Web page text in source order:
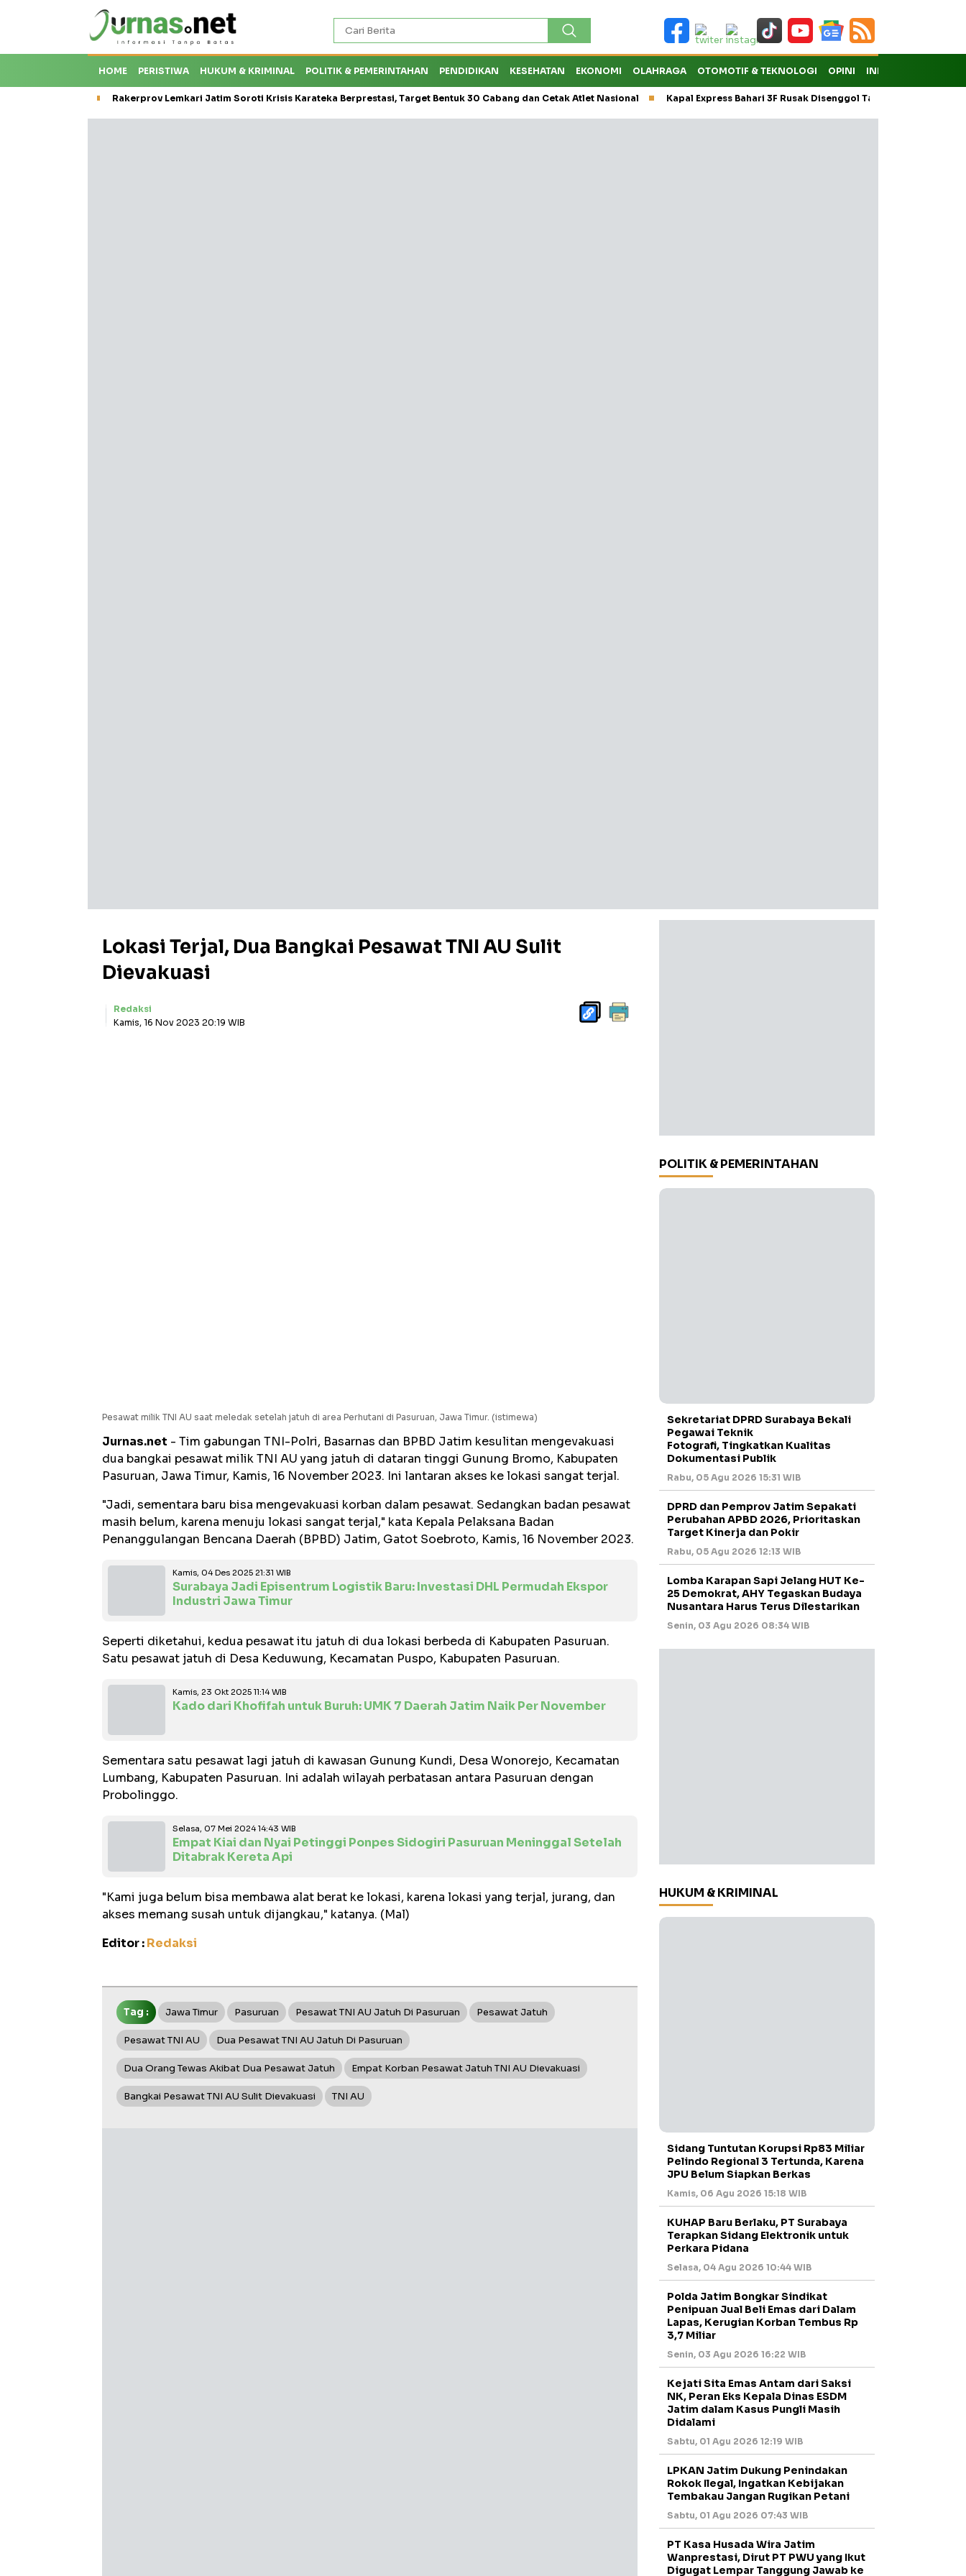
HOME PERISTIWA HUKUM & KRIMINAL POLITIK & PEMERINTAHAN PENDIDIKAN KESEHATAN EKONOMI OLAHRAGA OTOMOTIF & TEKNOLOGI OPINI INDEKS
Rakerprov Lemkari Jatim Soroti Krisis Karateka Berprestasi, Target Bentuk 30 Cabang dan Cetak Atlet Nasional Kapal Express Bahari 3F Rusak Disenggol Tanker hingga Batal
Lokasi Terjal, Dua Bangkai Pesawat TNI AU Sulit
Dievakuasi
Redaksi
Kamis, 16 Nov 2023 20:19 WIB
Pesawat milik TNI AU saat meledak setelah jatuh di area Perhutani di Pasuruan, Jawa Timur. (istimewa)
Jurnas.net - Tim gabungan TNI-Polri, Basarnas dan BPBD Jatim kesulitan mengevakuasi
dua bangkai pesawat milik TNI AU yang jatuh di dataran tinggi Gunung Bromo, Kabupaten
Pasuruan, Jawa Timur, Kamis, 16 November 2023. Ini lantaran akses ke lokasi sangat terjal.
"Jadi, sementara baru bisa mengevakuasi korban dalam pesawat. Sedangkan badan pesawat
masih belum, karena menuju lokasi sangat terjal," kata Kepala Pelaksana Badan
Penanggulangan Bencana Daerah (BPBD) Jatim, Gatot Soebroto, Kamis, 16 November 2023.
Kamis, 04 Des 2025 21:31 WIB
Surabaya Jadi Episentrum Logistik Baru: Investasi DHL Permudah Ekspor
Industri Jawa Timur
Seperti diketahui, kedua pesawat itu jatuh di dua lokasi berbeda di Kabupaten Pasuruan.
Satu pesawat jatuh di Desa Keduwung, Kecamatan Puspo, Kabupaten Pasuruan.
Kamis, 23 Okt 2025 11:14 WIB
Kado dari Khofifah untuk Buruh: UMK 7 Daerah Jatim Naik Per November
Sementara satu pesawat lagi jatuh di kawasan Gunung Kundi, Desa Wonorejo, Kecamatan
Lumbang, Kabupaten Pasuruan. Ini adalah wilayah perbatasan antara Pasuruan dengan
Probolinggo.
Selasa, 07 Mei 2024 14:43 WIB
Empat Kiai dan Nyai Petinggi Ponpes Sidogiri Pasuruan Meninggal Setelah
Ditabrak Kereta Api
"Kami juga belum bisa membawa alat berat ke lokasi, karena lokasi yang terjal, jurang, dan
akses memang susah untuk dijangkau," katanya. (Mal)
Editor :Redaksi
Tag : Jawa Timur Pasuruan Pesawat TNI AU Jatuh Di Pasuruan Pesawat Jatuh
Pesawat TNI AU Dua Pesawat TNI AU Jatuh Di Pasuruan
Dua Orang Tewas Akibat Dua Pesawat Jatuh Empat Korban Pesawat Jatuh TNI AU Dievakuasi
Bangkai Pesawat TNI AU Sulit Dievakuasi TNI AU
POLITIK & PEMERINTAHAN
Sekretariat DPRD Surabaya Bekali
Pegawai Teknik
Fotografi, Tingkatkan Kualitas
Dokumentasi Publik
Rabu, 05 Agu 2026 15:31 WIB
DPRD dan Pemprov Jatim Sepakati
Perubahan APBD 2026, Prioritaskan
Target Kinerja dan Pokir
Rabu, 05 Agu 2026 12:13 WIB
Lomba Karapan Sapi Jelang HUT Ke-
25 Demokrat, AHY Tegaskan Budaya
Nusantara Harus Terus Dilestarikan
Senin, 03 Agu 2026 08:34 WIB
HUKUM & KRIMINAL
Sidang Tuntutan Korupsi Rp83 Miliar
Pelindo Regional 3 Tertunda, Karena
JPU Belum Siapkan Berkas
Kamis, 06 Agu 2026 15:18 WIB
KUHAP Baru Berlaku, PT Surabaya
Terapkan Sidang Elektronik untuk
Perkara Pidana
Selasa, 04 Agu 2026 10:44 WIB
Polda Jatim Bongkar Sindikat
Penipuan Jual Beli Emas dari Dalam
Lapas, Kerugian Korban Tembus Rp
3,7 Miliar
Senin, 03 Agu 2026 16:22 WIB
Kejati Sita Emas Antam dari Saksi
NK, Peran Eks Kepala Dinas ESDM
Jatim dalam Kasus Pungli Masih
Didalami
Sabtu, 01 Agu 2026 12:19 WIB
LPKAN Jatim Dukung Penindakan
Rokok Ilegal, Ingatkan Kebijakan
Tembakau Jangan Rugikan Petani
Sabtu, 01 Agu 2026 07:43 WIB
PT Kasa Husada Wira Jatim
Wanprestasi, Dirut PT PWU yang Ikut
Digugat Lempar Tanggung Jawab ke